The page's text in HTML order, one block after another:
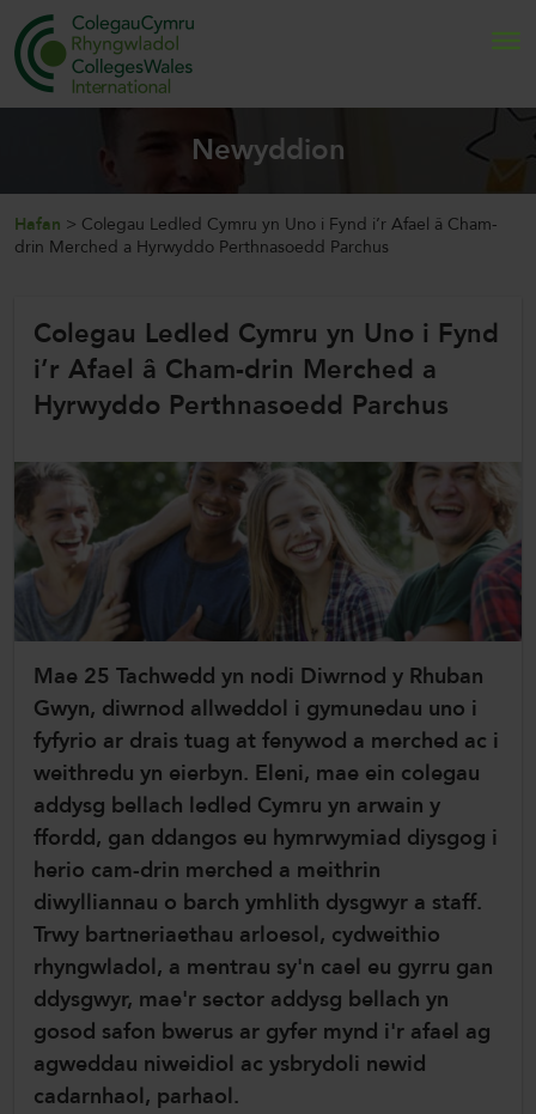
Hafan
Rhyngwladoli
Newyddion a Digwyddiadau
ColegauCymru
ColegauCymru Rhyngwladol
Chwaraeon ColegauCymru
Newyddion
Hafan > Colegau Ledled Cymru yn Uno i Fynd i’r Afael â Cham-
drin Merched a Hyrwyddo Perthnasoedd Parchus
Colegau Ledled Cymru yn Uno i Fynd
i’r Afael â Cham-drin Merched a
Hyrwyddo Perthnasoedd Parchus
Mae 25 Tachwedd yn nodi Diwrnod y Rhuban
Gwyn, diwrnod allweddol i gymunedau uno i
fyfyrio ar drais tuag at fenywod a merched ac i
weithredu yn eierbyn. Eleni, mae ein colegau
addysg bellach ledled Cymru yn arwain y
ffordd, gan ddangos eu hymrwymiad diysgog i
herio cam-drin merched a meithrin
diwylliannau o barch ymhlith dysgwyr a staff.
Trwy bartneriaethau arloesol, cydweithio
rhyngwladol, a mentrau sy'n cael eu gyrru gan
ddysgwyr, mae'r sector addysg bellach yn
gosod safon bwerus ar gyfer mynd i'r afael ag
agweddau niweidiol ac ysbrydoli newid
cadarnhaol, parhaol.